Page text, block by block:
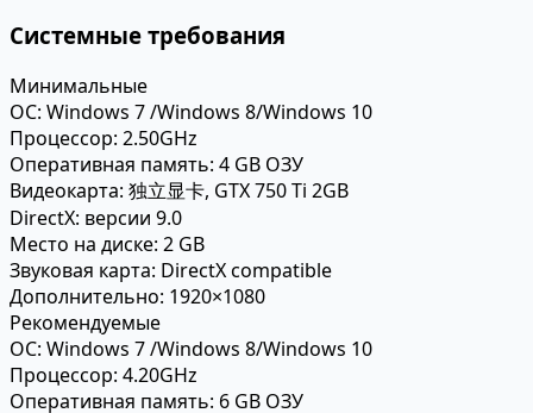
Системные требования
Минимальные
ОС: Windows 7 /Windows 8/Windows 10
Процессор: 2.50GHz
Оперативная память: 4 GB ОЗУ
Видеокарта: 独立显卡, GTX 750 Ti 2GB
DirectX: версии 9.0
Место на диске: 2 GB
Звуковая карта: DirectX compatible
Дополнительно: 1920×1080
Рекомендуемые
ОС: Windows 7 /Windows 8/Windows 10
Процессор: 4.20GHz
Оперативная память: 6 GB ОЗУ